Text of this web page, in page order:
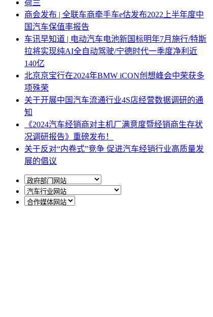
荷兰
商会发布 | 全联车商牵手车e估发布2022上半年度中
国汽车保值率报告
车讯早知道 | 电动汽车电池新国标明年7月施行/特斯
拉将实现纯AI全自动驾驶/宁德时代一季度净利近
140亿
北京京宝行在2024年BMW iCON创想峰会中荣获多
项殊荣
关于开展中国汽车流通行业4S店经营数据调研的通
知
《2024汽车经销商对主机厂满意度暨经销商生存状
况调研报告》重磅发布！
关于反对“内卷式”竞争 促进汽车经销行业高质量发
展的倡议